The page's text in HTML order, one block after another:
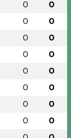
0 0
0 0
0 0
0 0
0 0
0 0
0 0
0 0